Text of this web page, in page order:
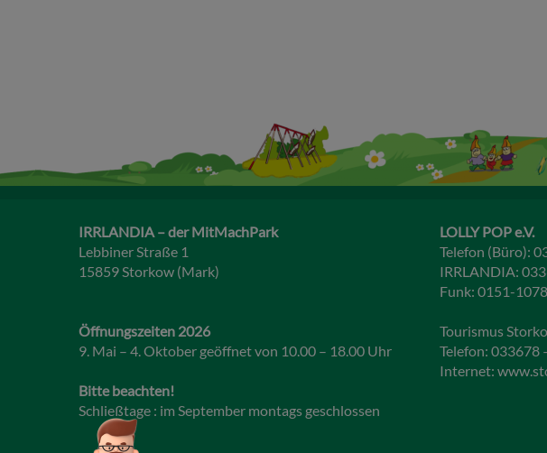
IRRLANDIA – der MitMachPark
Lebbiner Straße 1
15859 Storkow (Mark)
Öffnungszeiten 2026
9. Mai – 4. Oktober geöffnet von 10.00 – 18.00 Uhr
Bitte beachten!
Schließtage : im September montags geschlossen
LOLLY POP e.V.
Telefon (Büro):
IRRLANDIA:
Funk: 0151-
Tourismus
Telefon: 033678
Internet: